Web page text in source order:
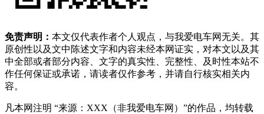
免责声明： 本文仅代表作者个人观点，与我爱电车网无关。其
原创性以及文中陈述文字和内容未经本网证实，对本文以及其
中全部或者部分内容、文字的真实性、完整性、及时性本站不
作任何保证或承诺，请读者仅作参考，并请自行核实相关内
容。
凡本网注明 “来源：XXX（非我爱电车网）”的作品，均转载